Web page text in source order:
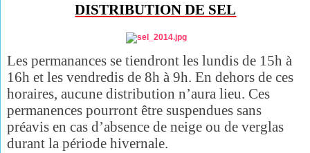
DISTRIBUTION DE SEL
Les permanances se tiendrontles lundis de 15h à
16h et les vendredis de 8h à 9h. En dehors de ces
horaires, aucune distribution n’aura lieu. Ces
permanences pourront être suspendues sans
préavis en cas d’absence de neige ou de verglas
durant la période hivernale.